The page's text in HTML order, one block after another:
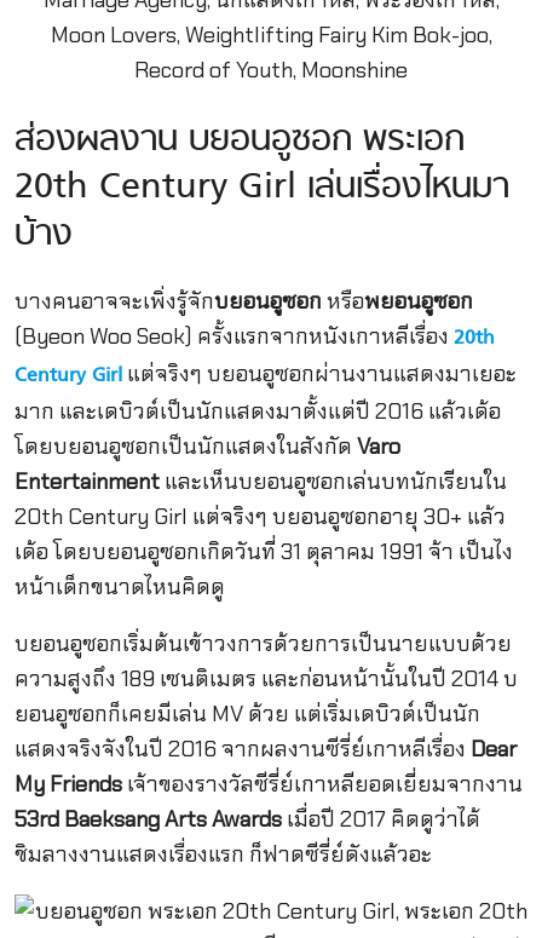
ส่องผลงาน บยอนอูซอก พระเอก
20th Century Girl เล่นเรื่องไหนมา
บ้าง
บางคนอาจจะเพิ่งรู้จักบยอนอูซอก หรือพยอนอูซอก
(Byeon Woo Seok) ครั้งแรกจากหนังเกาหลีเรื่อง 20th
Century Girlแต่จริงๆ บยอนอูซอกผ่านงานแสดงมาเยอะ
มาก และเดบิวต์เป็นนักแสดงมาตั้งแต่ปี 2016 แล้วเด้อ
โดยบยอนอูซอกเป็นนักแสดงในสังกัด Varo
Entertainmentและเห็นบยอนอูซอกเล่นบทนักเรียนใน
20th Century Girl แต่จริงๆ บยอนอูซอกอายุ 30+ แล้ว
เด้อ โดยบยอนอูซอกเกิดวันที่ 31 ตุลาคม 1991 จ้า เป็นไง
หน้าเด็กขนาดไหนคิดดู
บยอนอูซอกเริ่มต้นเข้าวงการด้วยการเป็นนายแบบด้วย
ความสูงถึง 189 เซนติเมตร และก่อนหน้านั้นในปี 2014 บ
ยอนอูซอกก็เคยมีเล่น MV ด้วย แต่เริ่มเดบิวต์เป็นนัก
แสดงจริงจังในปี 2016 จากผลงานซีรี่ย์เกาหลีเรื่อง Dear
My Friendsเจ้าของรางวัลซีรี่ย์เกาหลียอดเยี่ยมจากงาน
53rd Baeksang Arts Awardsเมื่อปี 2017 คิดดูว่าได้
ชิมลางงานแสดงเรื่องแรก ก็ฟาดซีรี่ย์ดังแล้วอะ